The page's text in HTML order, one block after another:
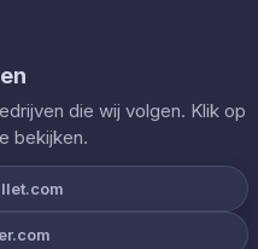
die wij volgen. Klik op
bekijken.